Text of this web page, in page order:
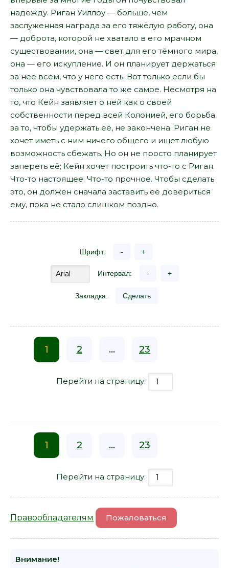
надежду. Риган Уиллоу — больше, чем
заслуженная награда за его тяжёлую работу, она
— доброта, которой не хватало в его мрачном
существовании, она — свет для его тёмного мира,
она — его искупление. И он планирует держаться
за неё всем, что у него есть. Вот только если бы
только она чувствовала то же самое. Несмотря на
то, что Кейн заявляет о ней как о своей
собственности перед всей Колонией, его борьба
за то, чтобы удержать её, не закончена. Риган не
хочет иметь с ним ничего общего и ищет любую
возможность сбежать. Но он не просто планирует
запереть её; Кейн хочет построить что-то с Риган.
Что-то настоящее. Что-то прочное. Чтобы сделать
это, он должен сначала заставить её довериться
ему, пока не стало слишком поздно.
Шрифт: - +
Интервал: - +
Закладка: Сделать
1 2 ... 23
Перейти на страницу:
1 2 ... 23
Перейти на страницу:
Правообладателям Пожаловаться
Внимание!